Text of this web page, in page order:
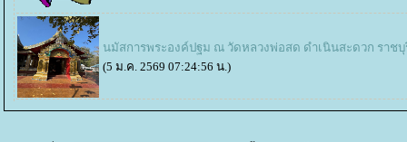
นมัสการพระองค์ปฐม ณ วัดหลวงพ่อสด ดำเนินสะดวก ราชบุ
(5 ม.ค. 2569 07:24:56 น.)